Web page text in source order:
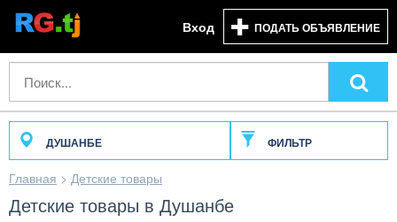
Вход ПОДАТЬ ОБЪЯВЛЕНИЕ
ДУШАНБЕ ФИЛЬТР
Главная > Детские товары
Детские товары в Душанбе